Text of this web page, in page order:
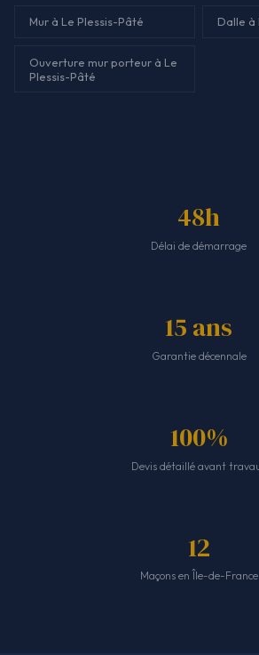
Mur à Le Plessis-Pâté Dalle à
Ouverture mur porteur à Le
Plessis-Pâté
48h
Délai de démarrage
15 ans
Garantie décennale
100%
Devis détaillé avant
12
Maçons en Île-de-France